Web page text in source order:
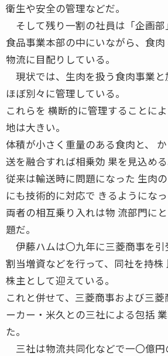
衛生や安全の管理などだ。
そして残り一割の社員は「企画部
食品事業本部の中にいながら、食
物流に目配りしている。
現状では、生肉を扱う食肉事業と
ほぼ別々に管理している。
これらを 横断的に管理することに
地は大きい。
体積が小さく重量のある食肉と、
送を融合すれば相乗効 果を見込める
従来は輸送時に問題になった 生肉の
にも技術的に対応で きるようになっ
両者の相互乗り入れは物 流部門に
題だ。
伊藤ハムは〇九年に三菱商事を引
割当増資などを行って、同社を持
株主として迎えている。
これと併せて、三菱商事および三
ーカー・米久との三社による包括
た。
三社は物流共同化などで一〇億円